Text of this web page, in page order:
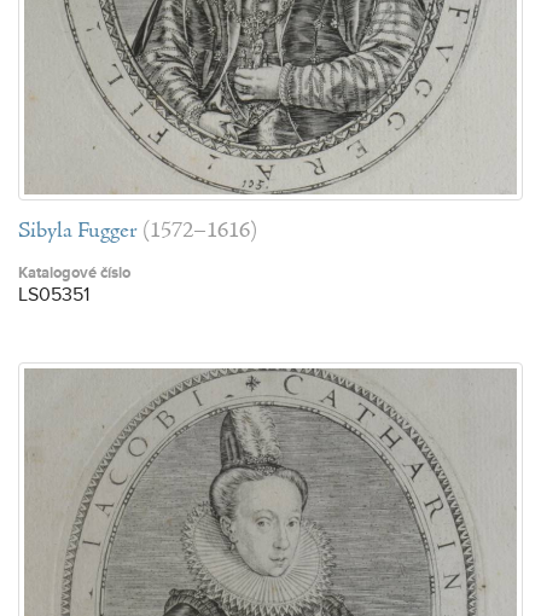
Sibyla Fugger (1572–1616)
Katalogové číslo
LS05351